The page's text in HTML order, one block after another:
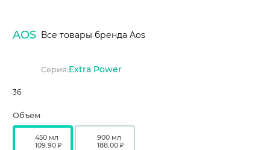
AOS Все товары бренда Aos
Серия:Extra Power
36
Объём
450 мл
109.90 ₽
900 мл
188.00 ₽